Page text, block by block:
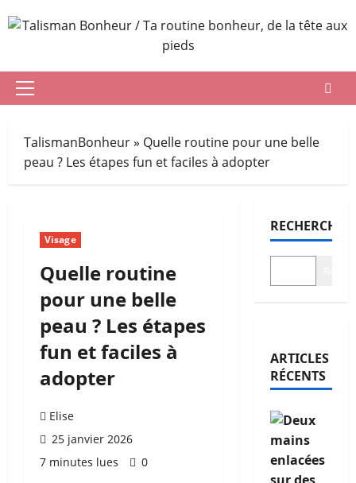
au
Menu
TalismanBonheur» Quelle routine pour une belle
peau ? Les étapes fun et faciles à adopter
Visage
Quelle routine
pour une belle
peau ? Les étapes
fun et faciles à
adopter
Elise
25 janvier 2026
7 minutes lues
0
RECHERCHER
ARTICLES
RÉCENTS